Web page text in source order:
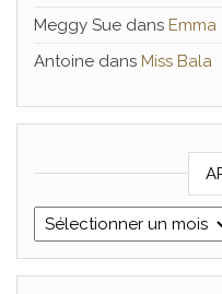
Meggy Sue dans Emma
Antoine dans Miss Bala
Archives